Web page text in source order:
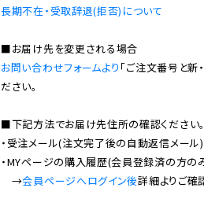
長期不在・受取辞退(拒否)について
お問い合わせフォームより 「ご注文番号と新
ださい。
■下記方法でお届け先住所の確認ください。
・受注メール(注文完了後の自動返信メール)
・MYページの購入履歴(会員登録済の方の
→会員ページへログイン後